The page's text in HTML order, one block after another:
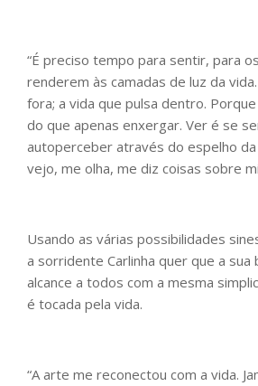
“É preciso tempo para sentir, para
renderem às camadas de luz da
fora; a vida que pulsa dentro.
do que apenas enxergar. Ver é se
autoperceber através do espelho da
vejo, me olha, me diz coisas sobre
Usando as várias possibilidades
a sorridente Carlinha quer que a sua
alcance a todos com a mesma
é tocada pela vida.
“A arte me reconectou com a vida.